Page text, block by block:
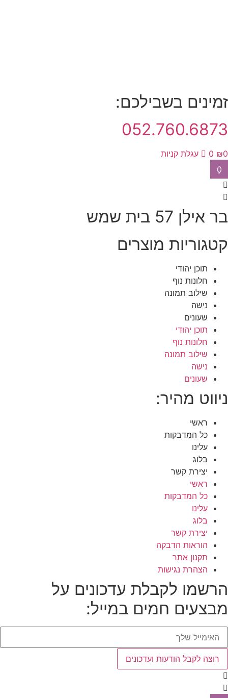
בשבילכם:
₪
0
עגלת קניות
57 בית שמש
מוצרים
תוכן יהודי
חלונות נוף
שילוב תמונה
נישה
שעונים
תוכן יהודי
חלונות נוף
שילוב תמונה
נישה
שעונים
מהיר:
ראשי
כל המדבקות
עלינו
בלוג
יצירת קשר
ראשי
כל המדבקות
עלינו
בלוג
יצירת קשר
הוראות הדבקה
תקנון אתר
הצהרת נגישות
לקבלת עדכונים על
חמים במייל:
רוצה לקבל הודעות ועדכונים